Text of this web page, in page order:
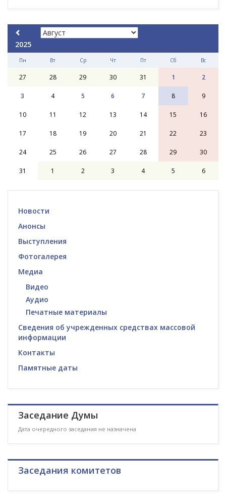
2025
Пн Вт Ср Чт Пт Сб Вс
27 28 29 30 31 1 2
3 4 5 6 7 8 9
10 11 12 13 14 15 16
17 18 19 20 21 22 23
24 25 26 27 28 29 30
31 1 2 3 4 5 6
Новости
Анонсы
Выступления
Фотогалерея
Медиа
Видео
Аудио
Печатные материалы
Сведения об учрежденных средствах массовой
информации
Контакты
Памятные даты
Заседание Думы
Дата очередного заседания не назначена
Заседания комитетов